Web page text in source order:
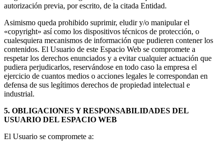
autorización previa, por escrito, de la citada Entidad.
Asimismo queda prohibido suprimir, eludir y/o manipular el
«copyright» así como los dispositivos técnicos de protección, o
cualesquiera mecanismos de información que pudieren contener los
contenidos. El Usuario de este Espacio Web se compromete a
respetar los derechos enunciados y a evitar cualquier actuación que
pudiera perjudicarlos, reservándose en todo caso la empresa el
ejercicio de cuantos medios o acciones legales le correspondan en
defensa de sus legítimos derechos de propiedad intelectual e
industrial.
5. OBLIGACIONES Y RESPONSABILIDADES DEL
USUARIO DEL ESPACIO WEB
El Usuario se compromete a: